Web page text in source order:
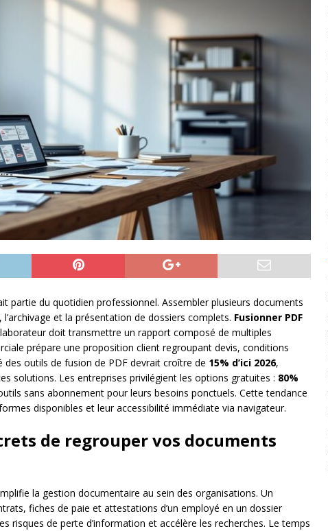
partie du quotidien professionnel. Assembler plusieurs documents
et la présentation de dossiers complets. Fusionner PDF
doit transmettre un rapport composé de multiples
prépare une proposition client regroupant devis, conditions
des outils de fusion de PDF devrait croître de 15% d’ici 2026,
solutions. Les entreprises privilégient les options gratuites : 80%
sans abonnement pour leurs besoins ponctuels. Cette tendance
disponibles et leur accessibilité immédiate via navigateur.
de regrouper vos documents
la gestion documentaire au sein des organisations. Un
fiches de paie et attestations d’un employé en un dossier
risques de perte d’information et accélère les recherches. Le temps